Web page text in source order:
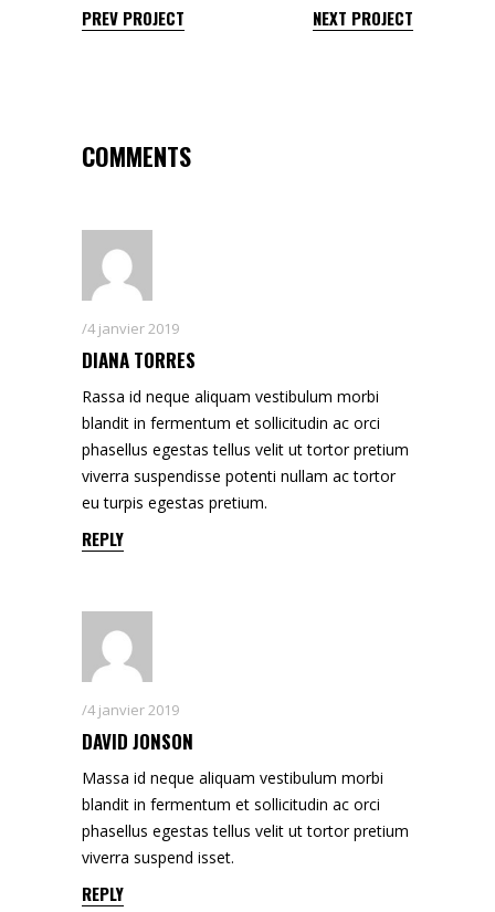
PREV PROJECT NEXT PROJECT
COMMENTS
4 janvier 2019
DIANA TORRES
Rassa id neque aliquam vestibulum morbi
blandit in fermentum et sollicitudin ac orci
phasellus egestas tellus velit ut tortor pretium
viverra suspendisse potenti nullam ac tortor
eu turpis egestas pretium.
REPLY
4 janvier 2019
DAVID JONSON
Massa id neque aliquam vestibulum morbi
blandit in fermentum et sollicitudin ac orci
phasellus egestas tellus velit ut tortor pretium
viverra suspend isset.
REPLY